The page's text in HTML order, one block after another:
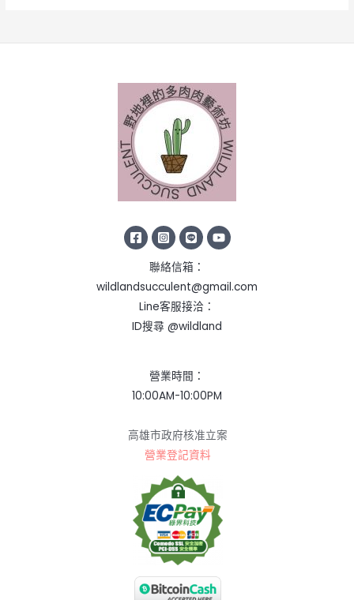
聯絡信箱：
wildlandsucculent@gmail.com
Line客服接洽：
ID搜尋 @wildland
營業時間：
10:00AM-10:00PM
高雄市政府核准立案
營業登記資料